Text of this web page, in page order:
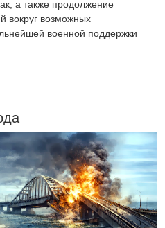
а также продолжение
вокруг возможных
военной поддержки